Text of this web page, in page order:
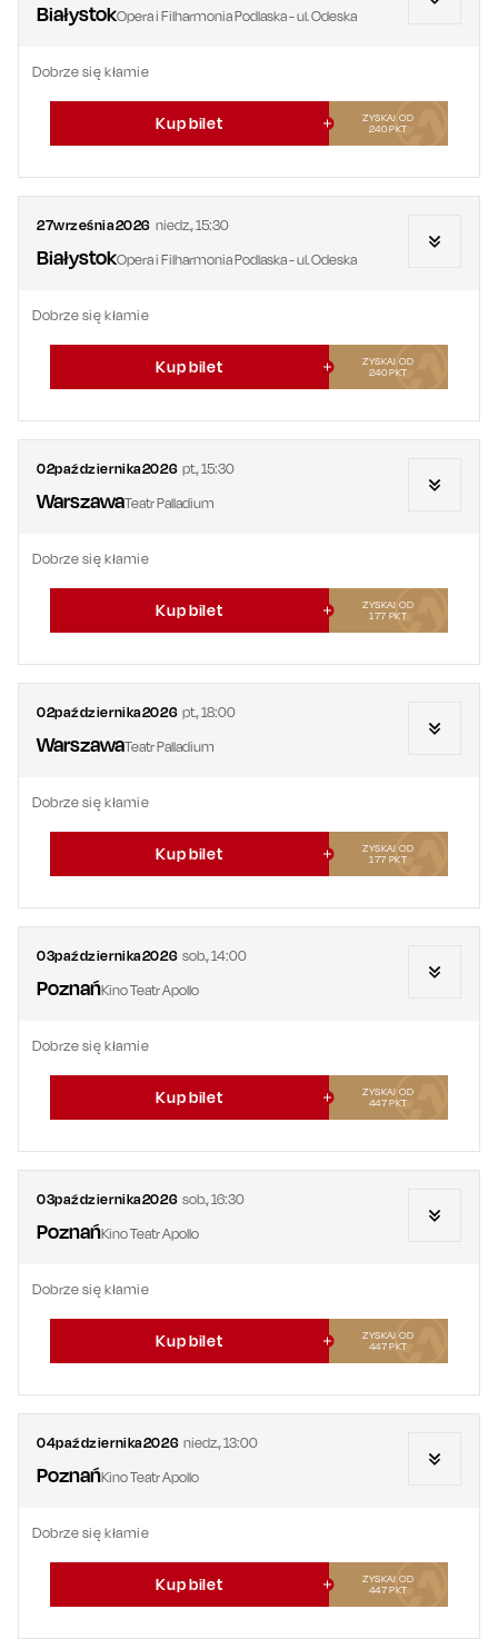
BiałystokOpera i Filharmonia Podlaska - ul. Odeska
Dobrze się kłamie
Kup bilet
ZYSKAJ OD
240PKT
27września2026 niedz.,15:30
BiałystokOpera i Filharmonia Podlaska - ul. Odeska
Dobrze się kłamie
Kup bilet
ZYSKAJ OD
240PKT
02października2026 pt.,15:30
WarszawaTeatr Palladium
Dobrze się kłamie
Kup bilet
ZYSKAJ OD
177 PKT
02października2026 pt.,18:00
WarszawaTeatr Palladium
Dobrze się kłamie
Kup bilet
ZYSKAJ OD
177 PKT
03października2026 sob.,14:00
PoznańKino Teatr Apollo
Dobrze się kłamie
Kup bilet
ZYSKAJ OD
447PKT
03października2026 sob.,16:30
PoznańKino Teatr Apollo
Dobrze się kłamie
Kup bilet
ZYSKAJ OD
447PKT
04października2026 niedz.,13:00
PoznańKino Teatr Apollo
Dobrze się kłamie
Kup bilet
ZYSKAJ OD
447PKT